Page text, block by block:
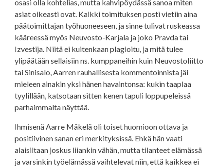
osasi olla kohtelias, mutta kahvipöydässä sanoa miten
asiat oikeasti ovat. Kaikki toimituksen posti vietiin aina
päätoimittajan työhuoneeseen, ja sinne tulivat ruskeassa
kääreessä myös Neuvosto-Karjala ja joko Pravda tai
Izvestija. Niitä ei kuitenkaan plagioitu, ja mitä tulee
ylipäätään sellaisiin ns. kumppaneihin kuin Neuvostoliitto
tai Sinisalo, Aarren rauhallisesta kommentoinnista jäi
mieleen ainakin yksi hänen havaintonsa: kukin taaplaa
tyylillään, katsotaan sitten kenen tapuli loppupeleissä
parhaimmalta näyttää.
Ihmisenä Aarre Mäkelä oli toiset huomioon ottava ja
positiivinen sanan eri merkityksissä. Ehkä hän vaati
alaisiltaan joskus liiankin vähän, mutta tilanteet elämässä
ja varsinkin työelämässä vaihtelevat niin, että kaikkea ei